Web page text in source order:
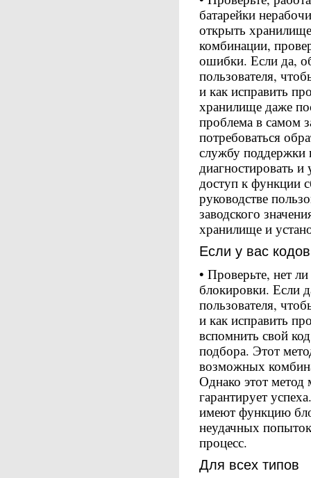
батарейки
открыть
комбинации,
ошибки. Если да,
пользователя,
и как исправить
хранилище даже
проблема в самом
потребоваться
службу поддержки
диагностировать и
доступ к функции
руководстве
заводского
хранилище и
Если у вас
• Проверьте, нет
блокировки. Если
пользователя,
и как исправить
вспомнить свой
подбора. Этот
возможных
Однако этот метод
гарантирует
имеют функцию
неудачных
процесс.
Для всех типов